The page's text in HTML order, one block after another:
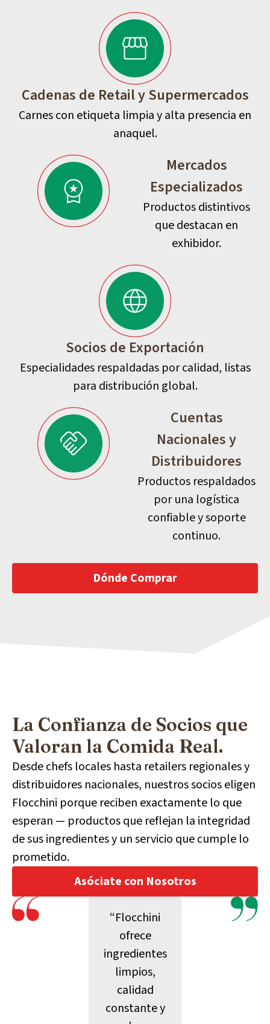
Cadenas de Retail y Supermercados
Carnes con etiqueta limpia y alta presencia en
anaquel.
Mercados
Especializados
Productos distintivos
que destacan en
exhibidor.
Socios de Exportación
Especialidades respaldadas por calidad, listas
para distribución global.
Cuentas
Nacionales y
Distribuidores
Productos respaldados
por una logística
confiable y soporte
continuo.
Dónde Comprar
La Confianza de Socios que
Valoran la Comida Real.
Desde chefs locales hasta retailers regionales y
distribuidores nacionales, nuestros socios eligen
Flocchini porque reciben exactamente lo que
esperan — productos que reflejan la integridad
de sus ingredientes y un servicio que cumple lo
prometido.
Asóciate con Nosotros
“Flocchini
ofrece
ingredientes
limpios,
calidad
constante y